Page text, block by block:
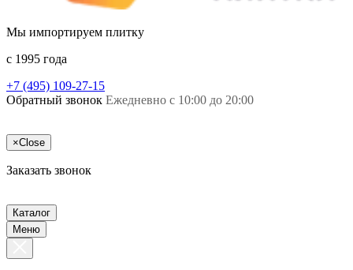
Мы импортируем плитку
c 1995 года
+7 (495) 109-27-15
Обратный звонок Ежедневно с 10:00 до 20:00
×Close
Заказать звонок
Каталог
Меню